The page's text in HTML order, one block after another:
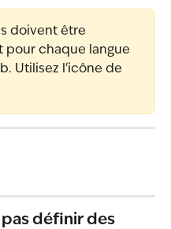
doivent être
pour chaque langue
Utilisez l'icône de
pas définir des